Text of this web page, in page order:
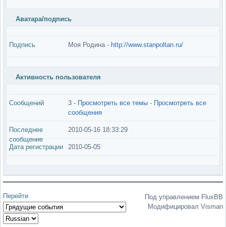
Аватара/подпись
Подпись Моя Родина - http://www.stanpoltan.ru/
Активность пользователя
Сообщений 3 - Просмотреть все темы - Просмотреть все
сообщения
Последнее
сообщение
2010-05-16 18:33:29
Дата регистрации 2010-05-05
Перейти
Под управлением FluxBB
Модифицировал Visman